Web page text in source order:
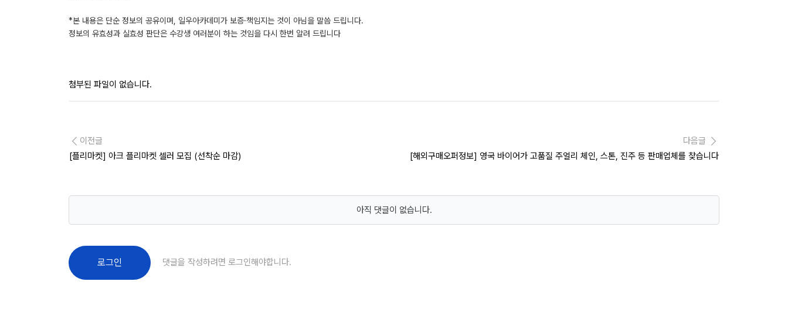
*본 내용은 단순 정보의 공유이며, 일우아카데미가 보증·책임지는 것이 아님을 말씀 드립니다.
정보의 유효성과 실효성 판단은 수강생 여러분이 하는 것임을 다시 한번 알려 드립니다
첨부된 파일이 없습니다.
이전글
[플리마켓] 아크 플리마켓 셀러 모집 (선착순 마감)
다음글
[해외구매오퍼정보] 영국 바이어가 고품질 주얼리 체인, 스톤, 진주 등 판매업체를 찾습니다
아직 댓글이 없습니다.
로그인 댓글을 작성하려면 로그인해야합니다.